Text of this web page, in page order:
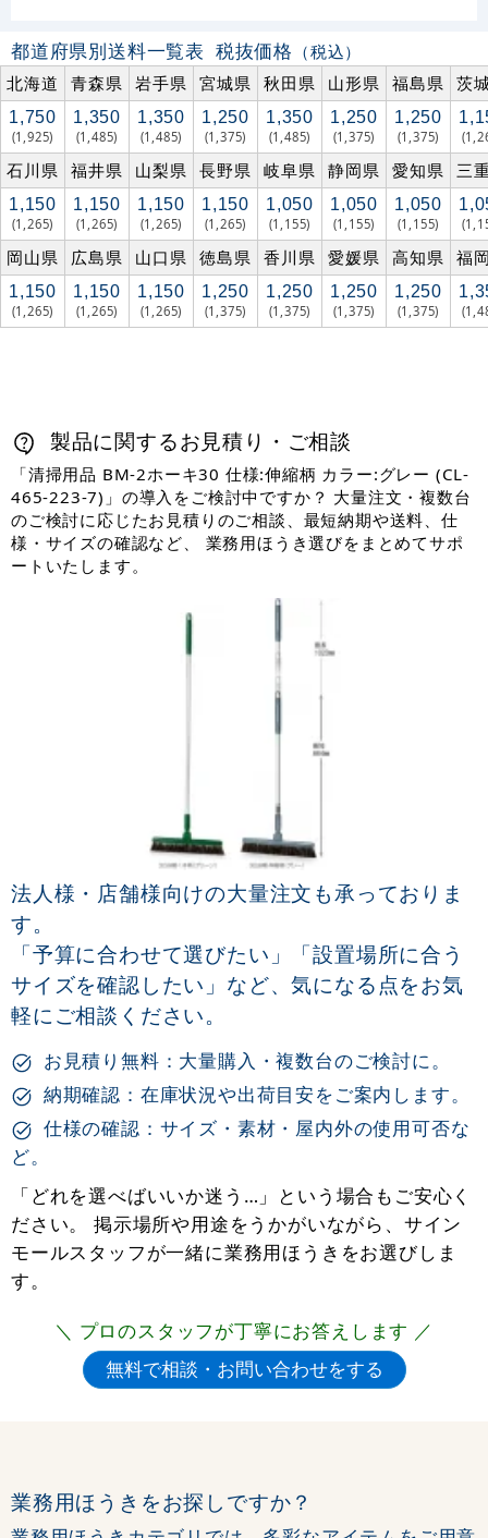
都道府県別送料一覧表 税抜価格 （税込）
北海道
青森県 岩手県 宮城県 秋田県 山形県 福島県 茨
1,750
(1,925)
1,350
(1,485)
1,350
(1,485)
1,250
(1,375)
1,350
(1,485)
1,250
(1,375)
1,250
(1,375)
石川県 福井県 山梨県 長野県 岐阜県 静岡県 愛知県 三
1,150
(1,265)
1,150
(1,265)
1,150
(1,265)
1,150
(1,265)
1,050
(1,155)
1,050
(1,155)
1,050
(1,155)
岡山県 広島県 山口県 徳島県 香川県 愛媛県 高知県 福
1,150
(1,265)
1,150
(1,265)
1,150
(1,265)
1,250
(1,375)
1,250
(1,375)
1,250
(1,375)
1,250
(1,375)
製品に関するお見積り・ご相談
「清掃用品 BM-2ホーキ30 仕様:伸縮柄 カラー:グレー (CL-
465-223-7)」の導入をご検討中ですか？ 大量注文・複数台
のご検討に応じたお見積りのご相談、最短納期や送料、仕
様・サイズの確認など、 業務用ほうき選びをまとめてサポ
ートいたします。
法人様・店舗様向けの大量注文も承っておりま
す。
「予算に合わせて選びたい」「設置場所に合う
サイズを確認したい」など、気になる点をお気
軽にご相談ください。
お見積り無料：大量購入・複数台のご検討に。
納期確認：在庫状況や出荷目安をご案内します。
仕様の確認：サイズ・素材・屋内外の使用可否な
ど。
「どれを選べばいいか迷う…」という場合もご安心く
ださい。 掲示場所や用途をうかがいながら、サイン
モールスタッフが一緒に業務用ほうきをお選びしま
す。
＼ プロのスタッフが丁寧にお答えします ／
業務用ほうきをお探しですか？